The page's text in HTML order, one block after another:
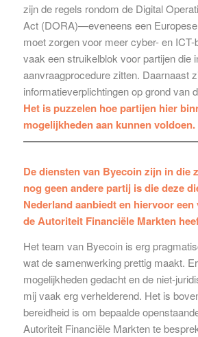
zijn de regels rondom de Digital
Act (DORA)—eveneens een
moet zorgen voor meer cyber- en
vaak een struikelblok voor partijen die
aanvraagprocedure zitten. Daarnaast
informatieverplichtingen op grond van
Het is puzzelen hoe partijen hier
mogelijkheden aan kunnen voldoen.
De diensten van Byecoin zijn in die
nog geen andere partij is die deze
Nederland aanbiedt en hiervoor
de Autoriteit Financiële Markten
Het team van Byecoin is erg
wat de samenwerking prettig maakt.
mogelijkheden gedacht en de niet-
mij vaak erg verhelderend. Het is
bereidheid is om bepaalde
Autoriteit Financiële Markten te